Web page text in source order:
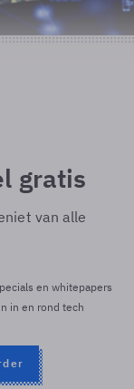
gratis
van alle
en whitepapers
in en rond tech